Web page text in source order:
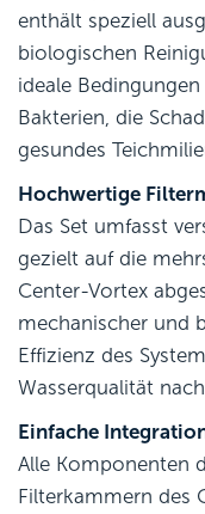
enthält speziell
biologischen
ideale
Bakterien, die
gesundes
Hochwertige
Das Set umfasst
gezielt auf die
Center-Vortex
mechanischer und
Effizienz des
Wasserqualität
Einfache
Alle Komponenten
Filterkammern des